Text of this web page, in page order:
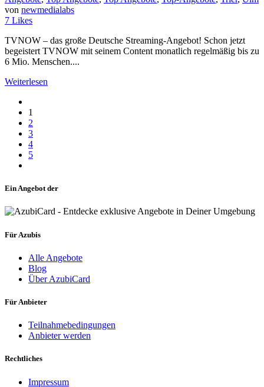
von newmedialabs
7 Likes
TVNOW – das große Deutsche Streaming-Angebot! Schon jetzt
begeistert TVNOW mit seinem Content monatlich regelmäßig bis zu
6 Mio. Menschen....
Weiterlesen
1
2
3
4
5
Ein Angebot der
Für Azubis
Alle Angebote
Blog
Über AzubiCard
Für Anbieter
Teilnahmebedingungen
Anbieter werden
Rechtliches
Impressum